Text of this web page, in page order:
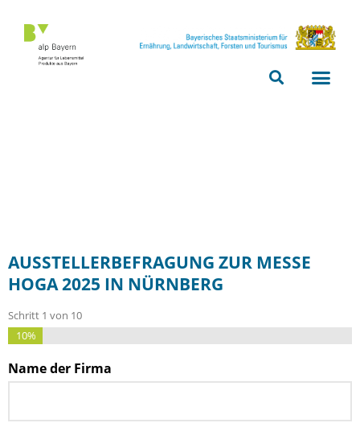
beachten
AUSSTELLERBEFRAGUNG ZUR MESSE
HOGA 2025 IN NÜRNBERG
Schritt 1 von 10
10%
Name der Firma